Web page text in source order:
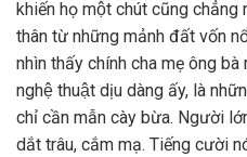
khiến họ một chút cũng
thân từ những mảnh đất vốn
nhìn thấy chính cha mẹ ông
nghệ thuật dịu dàng ấy, là
chỉ cần mẫn cày bừa. Người
dắt trâu, cắm mạ. Tiếng cười